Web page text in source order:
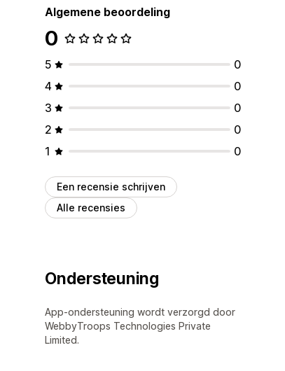
Algemene beoordeling
0
5
0
4
0
3
0
2
0
1
0
Een recensie schrijven
Alle recensies
Ondersteuning
App-ondersteuning wordt verzorgd door
WebbyTroops Technologies Private
Limited.